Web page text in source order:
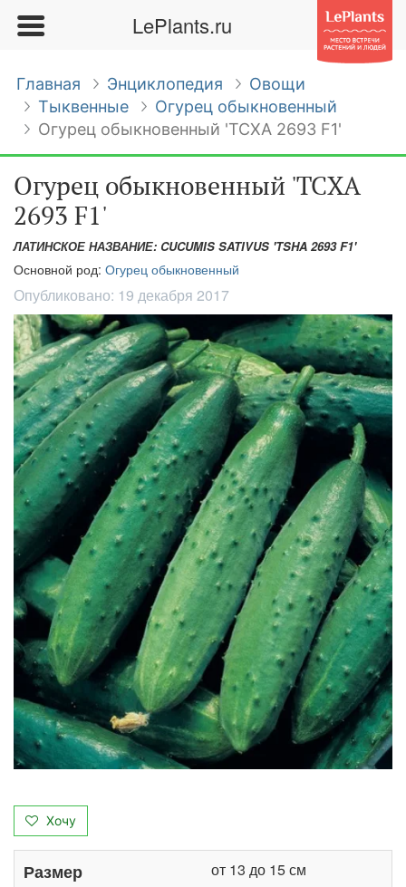
LePlants.ru
Главная Энциклопедия
Овощи
Тыквенные
Огурец обыкновенный
Огурец обыкновенный 'ТСХА 2693 F1'
Огурец обыкновенный 'ТСХА
2693 F1'
ЛАТИНСКОЕ НАЗВАНИЕ: CUCUMIS SATIVUS 'TSHA 2693 F1'
Основной род: Огурец обыкновенный
Опубликовано: 19 декабря 2017
Хочу
Размер от 13 до 15 см